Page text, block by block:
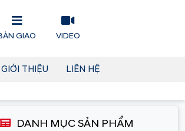
GIAO VIDEO
GIỚI THIỆU LIÊN HỆ
DANH MỤC SẢN PHẨM